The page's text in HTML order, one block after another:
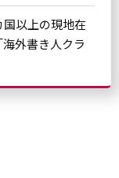
以上の現地在
外書き人クラ